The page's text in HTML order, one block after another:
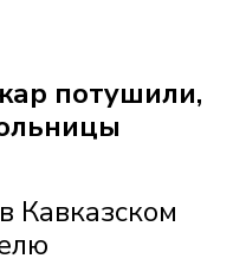
потушили,
Кавказском